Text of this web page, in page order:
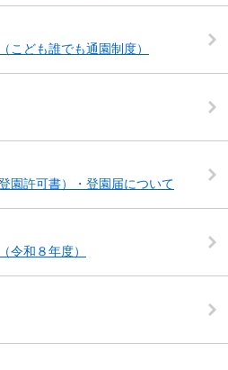
こども誰でも通園制度）
園許可書）・登園届について
令和８年度）